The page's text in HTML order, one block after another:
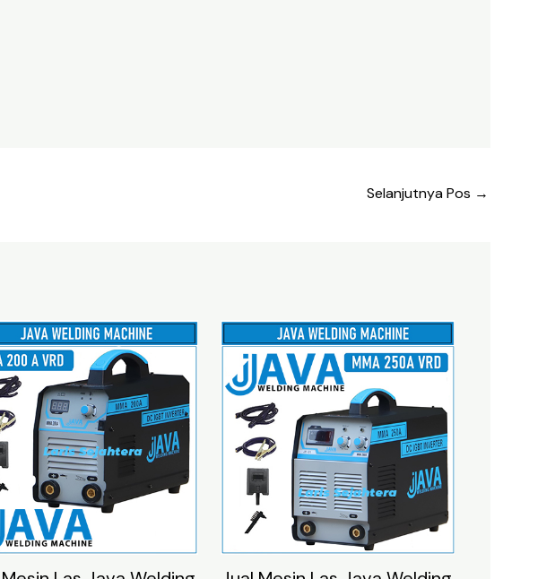
Selanjutnya Pos →